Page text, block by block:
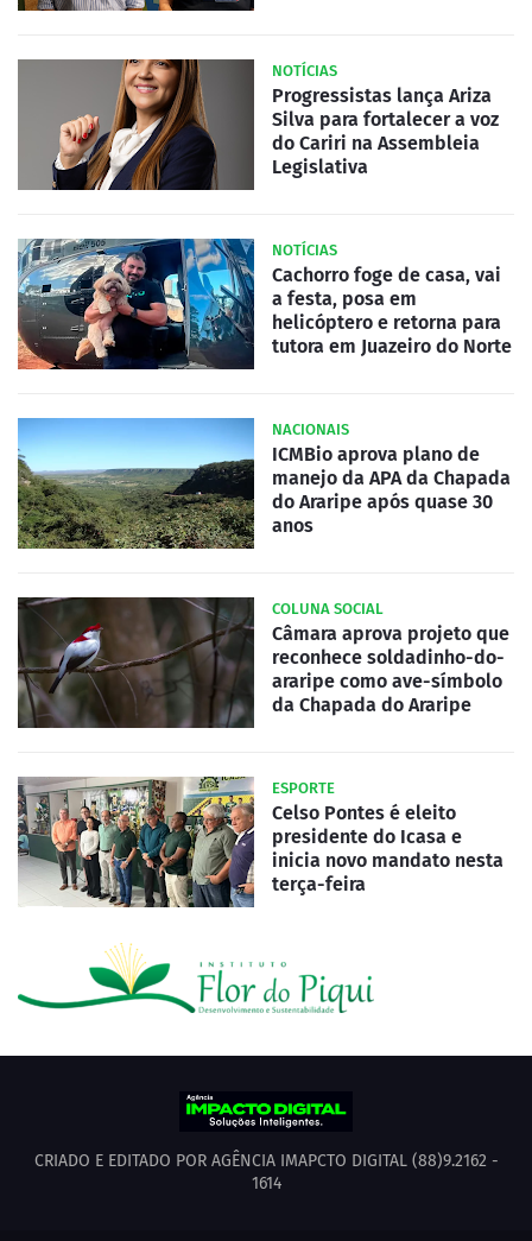
NOTÍCIAS
Progressistas lança Ariza
Silva para fortalecer a voz
do Cariri na Assembleia
Legislativa
NOTÍCIAS
Cachorro foge de casa, vai
a festa, posa em
helicóptero e retorna para
tutora em Juazeiro do Norte
NACIONAIS
ICMBio aprova plano de
manejo da APA da Chapada
do Araripe após quase 30
anos
COLUNA SOCIAL
Câmara aprova projeto que
reconhece soldadinho-do-
araripe como ave-símbolo
da Chapada do Araripe
ESPORTE
Celso Pontes é eleito
presidente do Icasa e
inicia novo mandato nesta
terça-feira
CRIADO E EDITADO POR AGÊNCIA IMAPCTO DIGITAL (88)9.2162 -
1614